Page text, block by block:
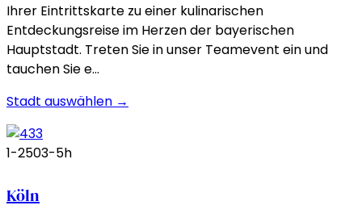
Ihrer Eintrittskarte zu einer kulinarischen
Entdeckungsreise im Herzen der bayerischen
Hauptstadt. Treten Sie in unser Teamevent ein und
tauchen Sie e…
Stadt auswählen →
1-2503-5h
Köln